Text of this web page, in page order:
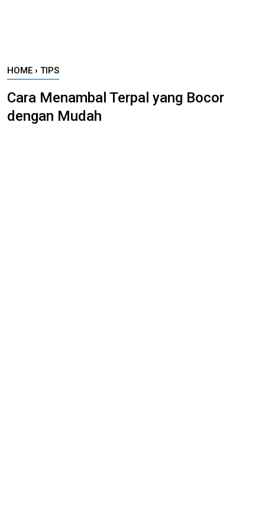
HOME › TIPS
Cara Menambal Terpal yang Bocor
dengan Mudah